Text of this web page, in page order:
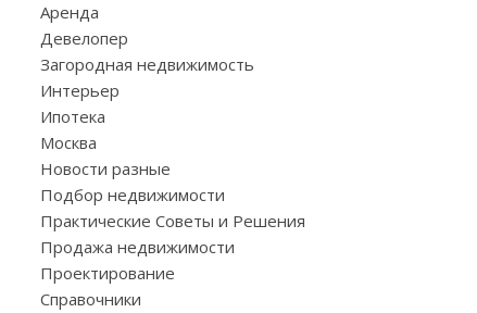
Аренда
Девелопер
Загородная недвижимость
Интерьер
Ипотека
Москва
Новости разные
Подбор недвижимости
Практические Советы и Решения
Продажа недвижимости
Проектирование
Справочники